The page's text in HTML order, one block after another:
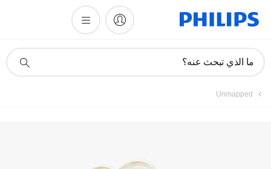
دعم
ما الذي تبحث عنه؟
Unmapped
تسجيل المنتج